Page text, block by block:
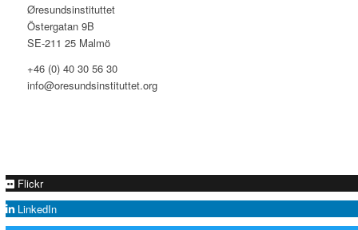
Øresundsinstituttet
Östergatan 9B
SE-211 25 Malmö
+46 (0) 40 30 56 30
info@oresundsinstituttet.org
Flickr
LinkedIn